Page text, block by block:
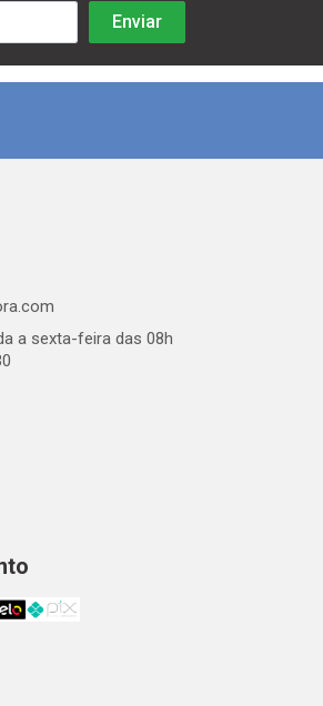
a sexta-feira das 08h